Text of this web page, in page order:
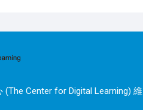
(The Center for Digital Learning) 維